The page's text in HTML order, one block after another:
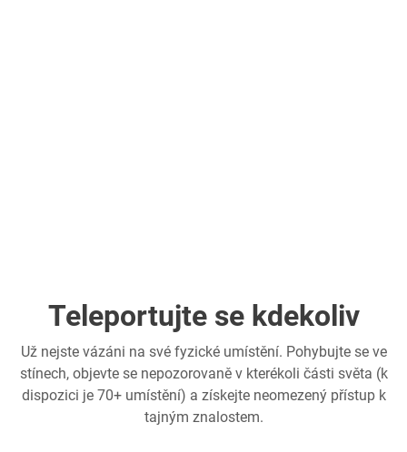
Teleportujte se kdekoliv
Už nejste vázáni na své fyzické umístění. Pohybujte se ve
stínech, objevte se nepozorovaně v kterékoli části světa (k
dispozici je 70+ umístění) a získejte neomezený přístup k
tajným znalostem.